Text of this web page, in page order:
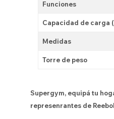
Funciones
Capacidad de carga
Medidas
Torre de peso
Supergym, equipá tu
represenrantes de